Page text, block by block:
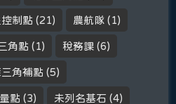
制點 (21) 農航隊 (1)
角點 (1) 稅務課 (6)
角補點 (5)
點 (3) 未列名基石 (4)